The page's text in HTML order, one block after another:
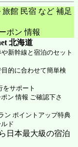
館 民宿 など 補足
北海道
新幹線と宿泊のセット
的に合わせて簡単検
をサポート
ン 情報 ご確認下さ
ン ポイントアップ特典
ド
日本最大級の宿泊